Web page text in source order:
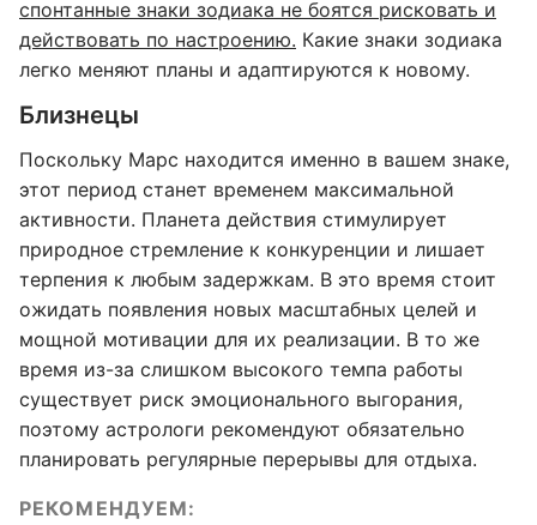
спонтанные знаки зодиака не боятся рисковать и
действовать по настроению. Какие знаки зодиака
легко меняют планы и адаптируются к новому.
Близнецы
Поскольку Марс находится именно в вашем знаке,
этот период станет временем максимальной
активности. Планета действия стимулирует
природное стремление к конкуренции и лишает
терпения к любым задержкам. В это время стоит
ожидать появления новых масштабных целей и
мощной мотивации для их реализации. В то же
время из-за слишком высокого темпа работы
существует риск эмоционального выгорания,
поэтому астрологи рекомендуют обязательно
планировать регулярные перерывы для отдыха.
РЕКОМЕНДУЕМ: